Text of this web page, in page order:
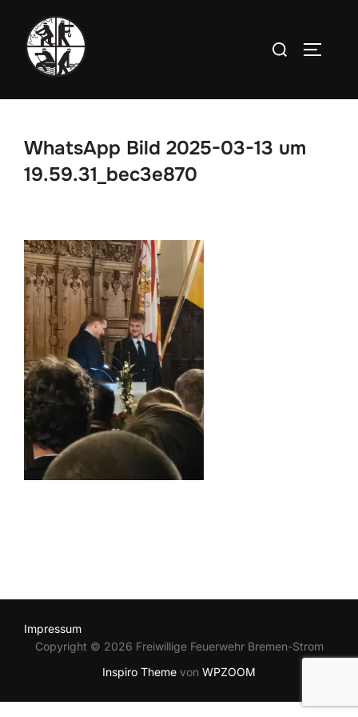
Inhalt
springen
Suchen
WhatsApp Bild 2025-03-13 um
19.59.31_bec3e870
Impressum
Copyright © 2026 Freiwillige Feuerwehr Bremen-Strom
Inspiro Theme von WPZOOM